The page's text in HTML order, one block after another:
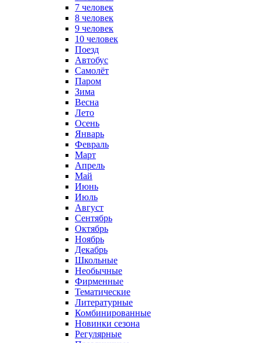
7 человек
8 человек
9 человек
10 человек
Поезд
Автобус
Самолёт
Паром
Зима
Весна
Лето
Осень
Январь
Февраль
Март
Апрель
Май
Июнь
Июль
Август
Сентябрь
Октябрь
Ноябрь
Декабрь
Школьные
Необычные
Фирменные
Тематические
Литературные
Комбинированные
Новинки сезона
Регулярные